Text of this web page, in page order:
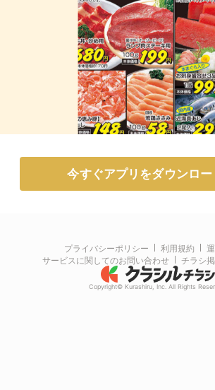
今すぐアプリをダウンロー
プライバシーポリシー 利用規約
サービスに関してのお問い合わせ
チラシ
Copyright© Kurashiru, Inc. All Rights